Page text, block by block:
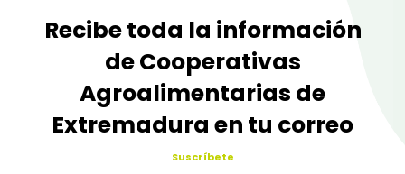
Recibe toda la información
de Cooperativas
Agroalimentarias de
Extremadura en tu correo
Suscríbete